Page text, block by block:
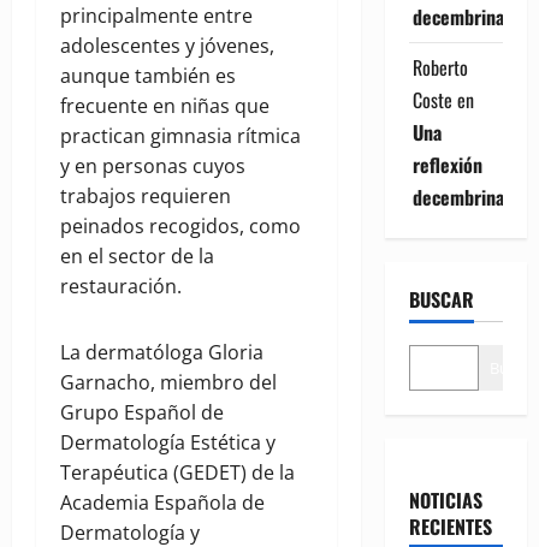
principalmente entre
adolescentes y jóvenes,
aunque también es
frecuente en niñas que
practican gimnasia rítmica
y en personas cuyos
trabajos requieren
peinados recogidos, como
en el sector de la
restauración.
La dermatóloga Gloria
Garnacho, miembro del
Grupo Español de
Dermatología Estética y
Terapéutica (GEDET) de la
Academia Española de
Dermatología y
decembrina
Roberto
Coste en
Una
reflexión
decembrina
BUSCAR
NOTICIAS
RECIENTES